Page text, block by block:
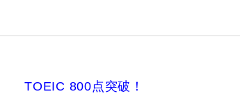
TOEIC 800点突破！